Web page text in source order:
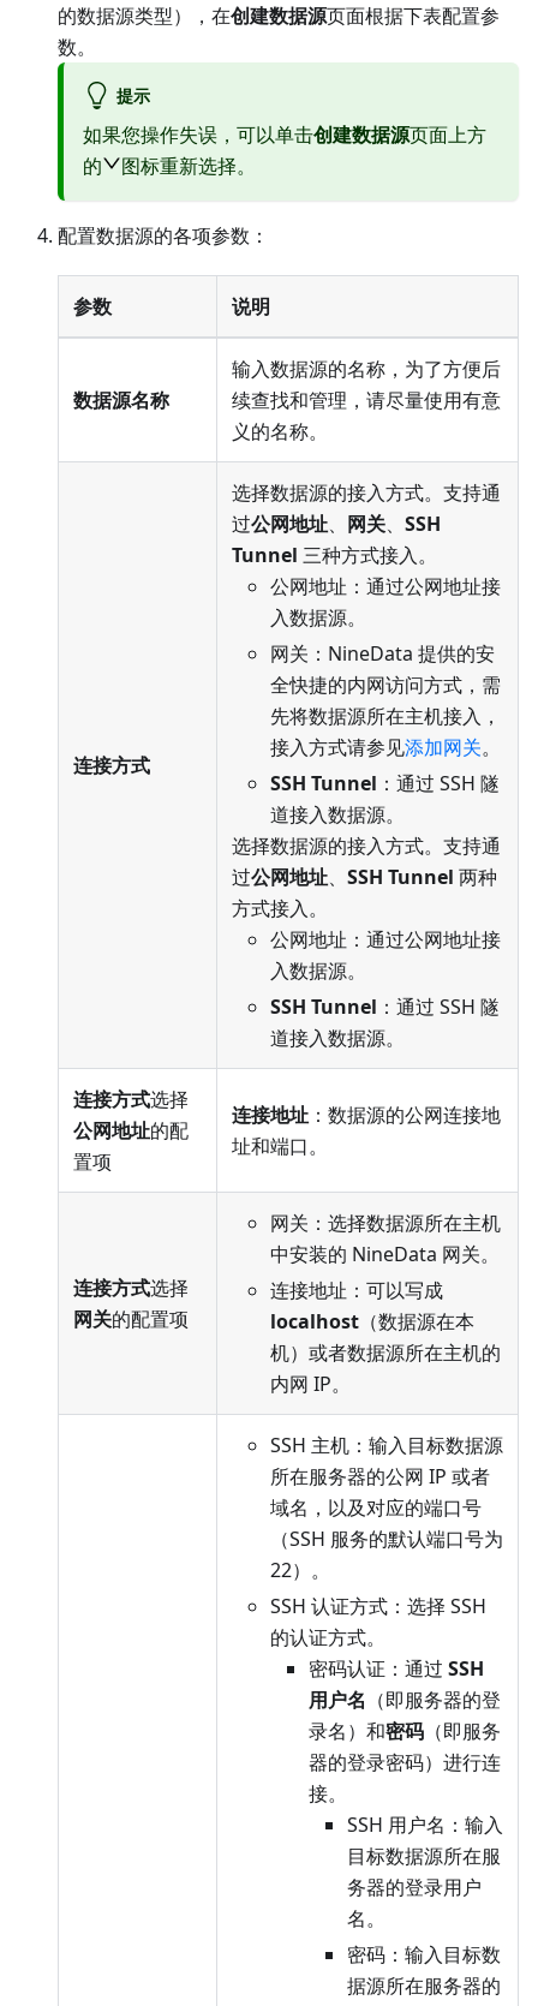
的数据源类型），在创建数据源页面根据下表配置参
数。
提示
如果您操作失误，可以单击创建数据源页面上方
的
图标重新选择。
配置数据源的各项参数：
参数 说明
数据源名称
输入数据源的名称，为了方便后
续查找和管理，请尽量使用有意
义的名称。
连接方式
选择数据源的接入方式。支持通
过公网地址、 网关、 SSH
Tunnel 三种方式接入。
公网地址：通过公网地址接
入数据源。
网关：NineData 提供的安
全快捷的内网访问方式，需
先将数据源所在主机接入，
接入方式请参见添加网关。
SSH Tunnel ：通过 SSH 隧
道接入数据源。
选择数据源的接入方式。支持通
过公网地址、 SSH Tunnel 两种
方式接入。
公网地址：通过公网地址接
入数据源。
SSH Tunnel ：通过 SSH 隧
道接入数据源。
连接方式选择
公网地址的配
置项
连接地址 ：数据源的公网连接地
址和端口。
连接方式选择
网关的配置项
网关：选择数据源所在主机
中安装的 NineData 网关。
连接地址：可以写成
localhost （数据源在本
机）或者数据源所在主机的
内网 IP。
SSH 主机：输入目标数据源
所在服务器的公网 IP 或者
域名，以及对应的端口号
（SSH 服务的默认端口号为
22）。
SSH 认证方式：选择 SSH
的认证方式。
密码认证：通过 SSH
用户名 （即服务器的登
录名）和密码 （即服务
器的登录密码）进行连
接。
SSH 用户名：输入
目标数据源所在服
务器的登录用户
名。
密码：输入目标数
据源所在服务器的